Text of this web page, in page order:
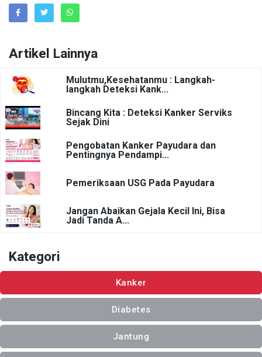
Artikel Lainnya
Mulutmu,Kesehatanmu : Langkah-
langkah Deteksi Kank...
Bincang Kita : Deteksi Kanker Serviks
Sejak Dini
Pengobatan Kanker Payudara dan
Pentingnya Pendampi...
Pemeriksaan USG Pada Payudara
Jangan Abaikan Gejala Kecil Ini, Bisa
Jadi Tanda A...
Kategori
Kanker
Diabetes
Jantung